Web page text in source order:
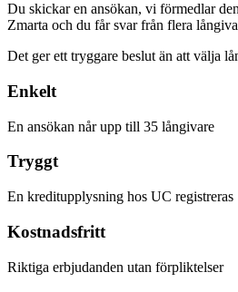
Du skickar en ansökan, vi förmedlar
Zmarta och du får svar från flera
Det ger ett tryggare beslut än att välja
Enkelt
En ansökan når upp till 35 långivare
Tryggt
En kreditupplysning hos UC registreras
Kostnadsfritt
Riktiga erbjudanden utan förpliktelser